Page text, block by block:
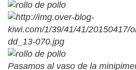
Pasamos al vaso de la